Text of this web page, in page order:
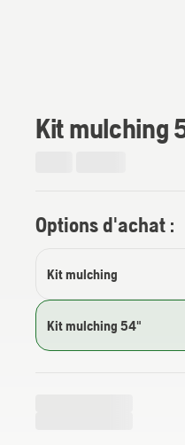
Kit mulching
Options d'achat :
Kit mulching
Kit mulching 54"